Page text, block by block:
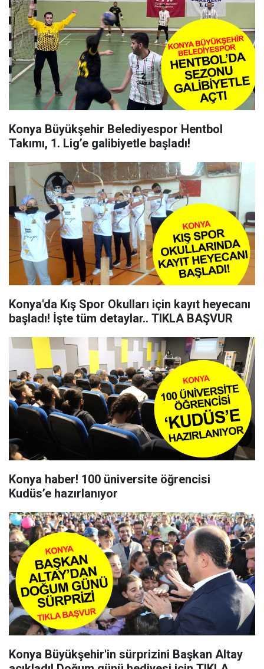
Konya Büyükşehir Belediyespor Hentbol
Takımı, 1. Lig’e galibiyetle başladı!
Konya'da Kış Spor Okulları için kayıt heyecanı
başladı! İşte tüm detaylar.. TIKLA BAŞVUR
Konya haber! 100 üniversite öğrencisi
Kudüs’e hazırlanıyor
Konya Büyükşehir'in sürprizini Başkan Altay